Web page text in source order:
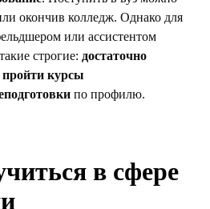
окончив колледж. Однако для
или ассистентом
строгие: достаточно
курсы
по профилю.
в сфере